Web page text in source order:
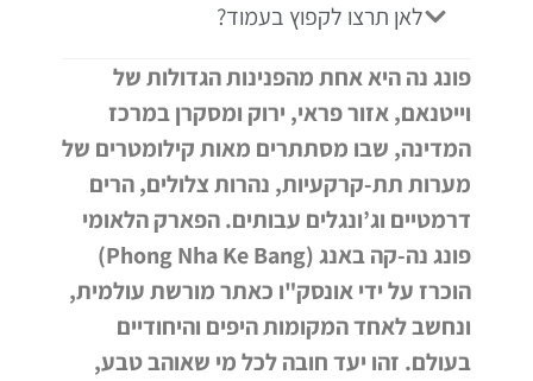
לאן תרצו לקפוץ בעמוד?
פונג נה היא אחת מהפנינות הגדולות של
וייטנאם, אזור פראי, ירוק ומסקרן במרכז
המדינה, שבו מסתתרים מאות קילומטרים של
מערות תת-קרקעיות, נהרות צלולים, הרים
דרמטיים וג’ונגלים עבותים. הפארק הלאומי
פונג נה-קה באנג (Phong Nha Ke Bang)
הוכרז על ידי אונסק"ו כאתר מורשת עולמית,
ונחשב לאחד המקומות היפים והיחודיים
בעולם. זהו יעד חובה לכל מי שאוהב טבע,